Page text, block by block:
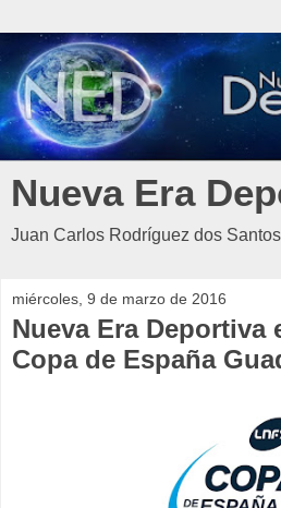
Nueva Era
Juan Carlos Rodríguez dos Santos
miércoles, 9 de marzo de 2016
Nueva Era Deportiva
Copa de España